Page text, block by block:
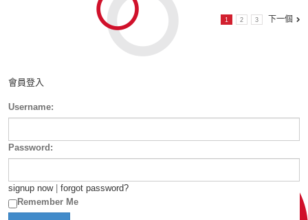
1 2 3 下一個
會員登入
Username:
Password:
signup now| forgot password?
Remember Me